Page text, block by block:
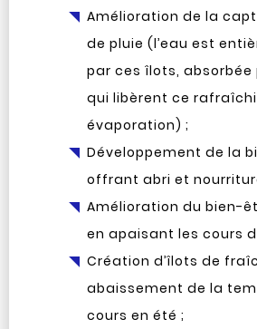
Amélioration de la
de pluie (l’eau est
par ces îlots,
qui libèrent ce
évaporation) ;
Développement de la
offrant abri et
Amélioration du bien-
en apaisant les cours
Création d’îlots de
abaissement de la
cours en été ;